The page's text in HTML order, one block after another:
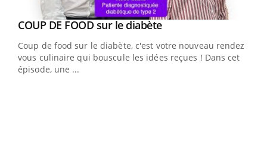
Youtube
COUP DE FOOD sur le diabèteYoutube
Coup de food sur le diabète, c'est votre nouveau rendez-
vous culinaire qui bouscule les idées reçues ! Dans cet
épisode, une ...